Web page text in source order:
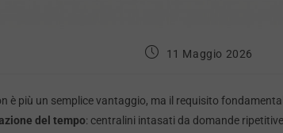
11 Maggio 2026
è più un semplice vantaggio, ma il requisito
del tempo: centralini intasati da domande